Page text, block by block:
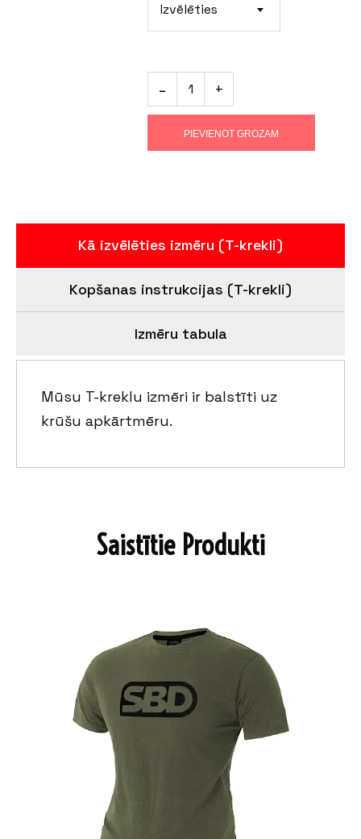
Izvēlēties
PIEVIENOT GROZAM
Kā izvēlēties izmēru (T-krekli)
Kopšanas instrukcijas (T-krekli)
Izmēru tabula
Mūsu T-kreklu izmēri ir balstīti uz
krūšu apkārtmēru.
Saistītie Produkti